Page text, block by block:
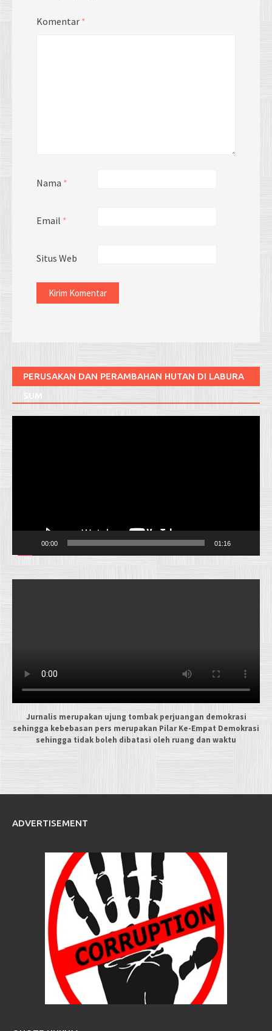
Komentar *
Nama *
Email *
Situs Web
PERUSAKAN DAN PERAMBAHAN HUTAN DI LABURA
SUM
00:00 01:16
Jurnalis merupakan ujung tombak perjuangan demokrasi
sehingga kebebasan pers merupakan Pilar Ke-Empat Demokrasi
sehingga tidak boleh dibatasi oleh ruang dan waktu
ADVERTISEMENT